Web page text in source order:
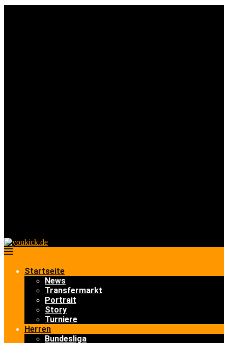
Startseite
News
Transfermarkt
Portrait
Story
Turniere
Herren
Bundesliga